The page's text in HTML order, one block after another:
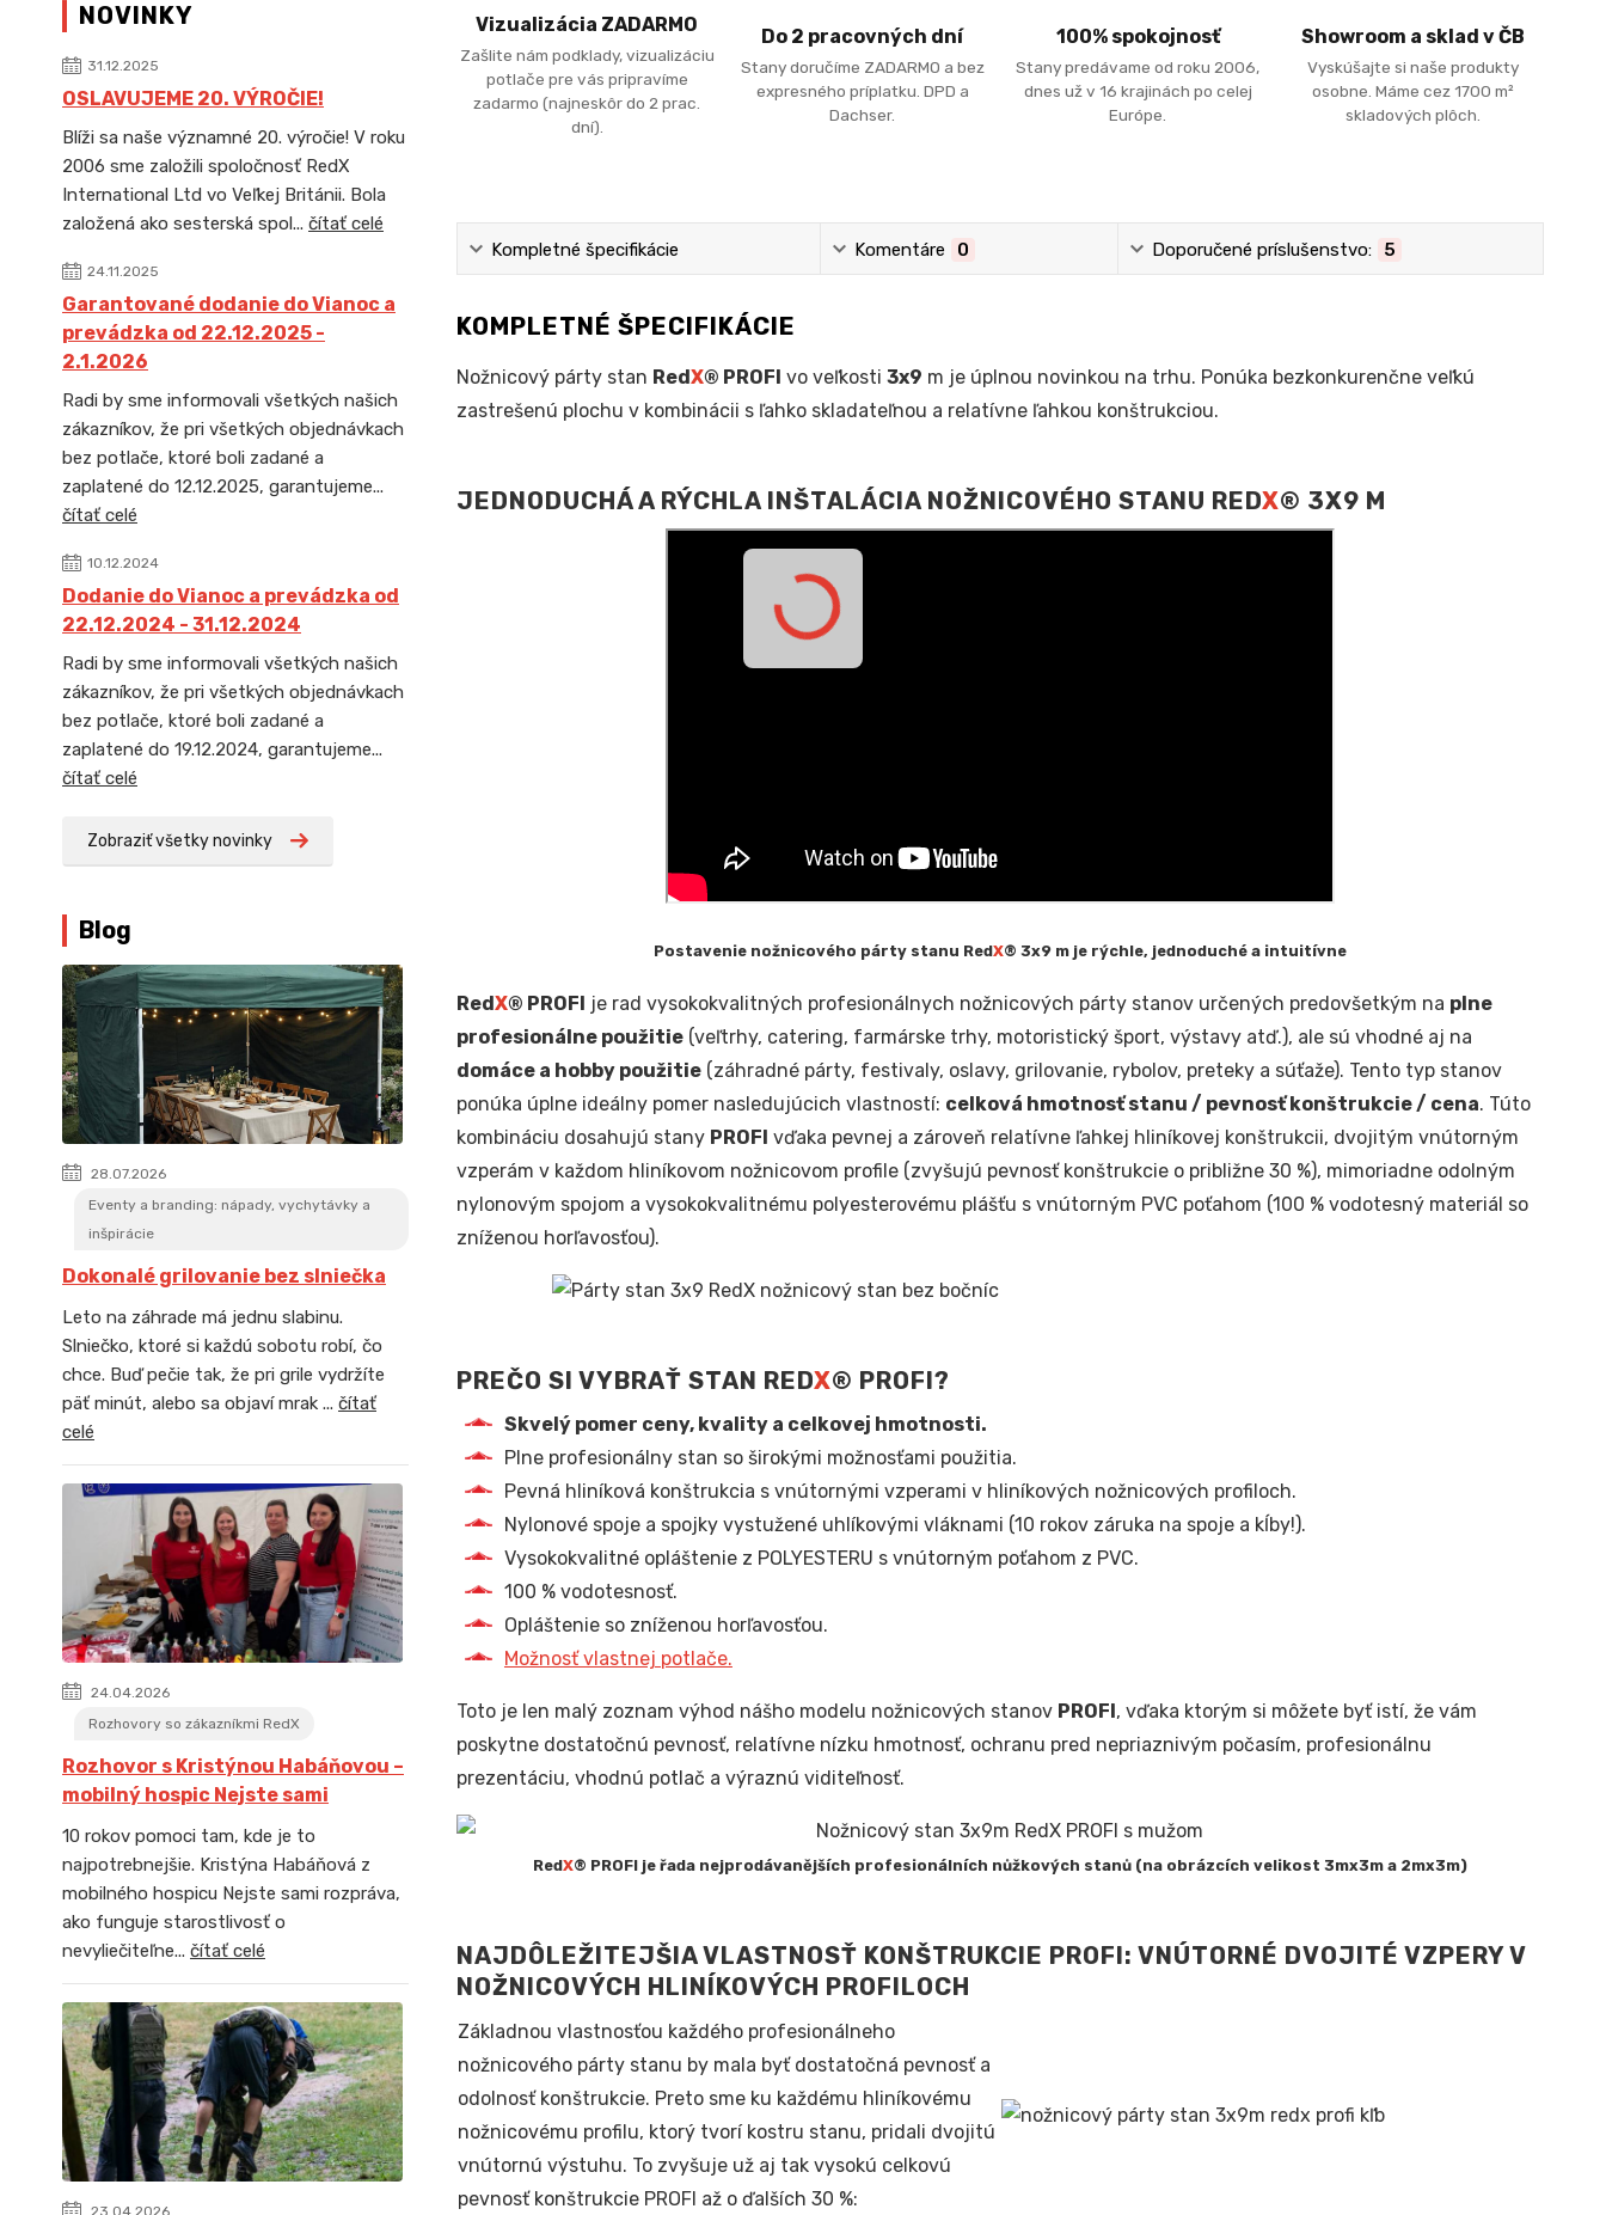
NOVINKY
31.12.2025
OSLAVUJEME 20. VÝROČIE!
Blíži sa naše významné 20. výročie! V roku
2006 sme založili spoločnosť RedX
International Ltd vo Veľkej Británii. Bola
založená ako sesterská spol... čítať celé
24.11.2025
Garantované dodanie do Vianoc a
prevádzka od 22.12.2025 -
2.1.2026
Radi by sme informovali všetkých našich
zákazníkov, že pri všetkých objednávkach
bez potlače, ktoré boli zadané a
zaplatené do 12.12.2025, garantujeme...
čítať celé
10.12.2024
Dodanie do Vianoc a prevádzka od
22.12.2024 - 31.12.2024
Radi by sme informovali všetkých našich
zákazníkov, že pri všetkých objednávkach
bez potlače, ktoré boli zadané a
zaplatené do 19.12.2024, garantujeme...
čítať celé
Zobraziť všetky novinky
Blog
28.07.2026
Eventy a branding: nápady, vychytávky a
inšpirácie
Dokonalé grilovanie bez slniečka
Leto na záhrade má jednu slabinu.
Slniečko, ktoré si každú sobotu robí, čo
chce. Buď pečie tak, že pri grile vydržíte
päť minút, alebo sa objaví mrak ... čítať
celé
24.04.2026
Rozhovory so zákazníkmi RedX
Rozhovor s Kristýnou Habáňovou –
mobilný hospic Nejste sami
10 rokov pomoci tam, kde je to
najpotrebnejšie. Kristýna Habáňová z
mobilného hospicu Nejste sami rozpráva,
ako funguje starostlivosť o
nevyliečiteľne... čítať celé
23.04.2026
Vizualizácia ZADARMO
Zašlite nám podklady, vizualizáciu
potlače pre vás pripravíme
zadarmo (najneskôr do 2 prac.
dní).
Do 2 pracovných dní
Stany doručíme ZADARMO a bez
expresného príplatku. DPD a
Dachser.
100% spokojnosť
Stany predávame od roku 2006,
dnes už v 16 krajinách po celej
Európe.
Showroom a sklad v ČB
Vyskúšajte si naše produkty
osobne. Máme cez 1700 m²
skladových plôch.
Kompletné špecifikácie Komentáre 0 Doporučené príslušenstvo: 5
KOMPLETNÉ ŠPECIFIKÁCIE
Nožnicový párty stan RedX® PROFI vo veľkosti 3x9 m je úplnou novinkou na trhu. Ponúka bezkonkurenčne veľkú
zastrešenú plochu v kombinácii s ľahko skladateľnou a relatívne ľahkou konštrukciou.
JEDNODUCHÁ A RÝCHLA INŠTALÁCIA NOŽNICOVÉHO STANU REDX® 3X9 M
Postavenie nožnicového párty stanu RedX® 3x9 m je rýchle, jednoduché a intuitívne
RedX® PROFI je rad vysokokvalitných profesionálnych nožnicových párty stanov určených predovšetkým na plne
profesionálne použitie(veľtrhy, catering, farmárske trhy, motoristický šport, výstavy atď.), ale sú vhodné aj na
domáce a hobby použitie(záhradné párty, festivaly, oslavy, grilovanie, rybolov, preteky a súťaže). Tento typ stanov
ponúka úplne ideálny pomer nasledujúcich vlastností: celková hmotnosť stanu / pevnosť konštrukcie / cena. Túto
kombináciu dosahujú stany PROFI vďaka pevnej a zároveň relatívne ľahkej hliníkovej konštrukcii, dvojitým vnútorným
vzperám v každom hliníkovom nožnicovom profile (zvyšujú pevnosť konštrukcie o približne 30 %), mimoriadne odolným
nylonovým spojom a vysokokvalitnému polyesterovému plášťu s vnútorným PVC poťahom (100 % vodotesný materiál so
zníženou horľavosťou).
PREČO SI VYBRAŤ STAN REDX® PROFI?
Skvelý pomer ceny, kvality a celkovej hmotnosti.
Plne profesionálny stan so širokými možnosťami použitia.
Pevná hliníková konštrukcia s vnútornými vzperami v hliníkových nožnicových profiloch.
Nylonové spoje a spojky vystužené uhlíkovými vláknami (10 rokov záruka na spoje a kĺby!).
Vysokokvalitné opláštenie z POLYESTERU s vnútorným poťahom z PVC.
100 % vodotesnosť.
Opláštenie so zníženou horľavosťou.
Možnosť vlastnej potlače.
Toto je len malý zoznam výhod nášho modelu nožnicových stanov PROFI, vďaka ktorým si môžete byť istí, že vám
poskytne dostatočnú pevnosť, relatívne nízku hmotnosť, ochranu pred nepriaznivým počasím, profesionálnu
prezentáciu, vhodnú potlač a výraznú viditeľnosť.
RedX® PROFI je řada nejprodávanějších profesionálních nůžkových stanů (na obrázcích velikost 3mx3m a 2mx3m)
NAJDÔLEŽITEJŠIA VLASTNOSŤ KONŠTRUKCIE PROFI: VNÚTORNÉ DVOJITÉ VZPERY V
NOŽNICOVÝCH HLINÍKOVÝCH PROFILOCH
Základnou vlastnosťou každého profesionálneho
nožnicového párty stanu by mala byť dostatočná pevnosť a
odolnosť konštrukcie. Preto sme ku každému hliníkovému
nožnicovému profilu, ktorý tvorí kostru stanu, pridali dvojitú
vnútornú výstuhu. To zvyšuje už aj tak vysokú celkovú
pevnosť konštrukcie PROFI až o ďalších 30 %: